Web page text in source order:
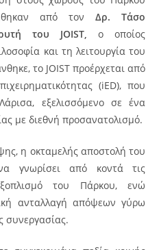
από τον Δρ. Τάσο
του JOIST, ο οποίος
και τη λειτουργία του
το JOIST προέρχεται από
(iED), που
εξελισσόμενο σε ένα
με διεθνή προσανατολισμό.
η οκταμελής αποστολή του
γνωρίσει από κοντά τις
του Πάρκου, ενώ
ανταλλαγή απόψεων γύρω
συνεργασίας.